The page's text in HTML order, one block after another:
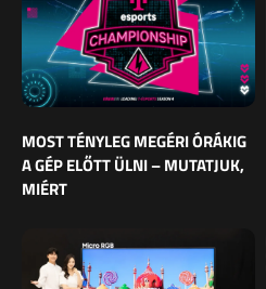
MOST TÉNYLEG MEGÉRI ÓRÁKIG
A GÉP ELŐTT ÜLNI – MUTATJUK,
MIÉRT